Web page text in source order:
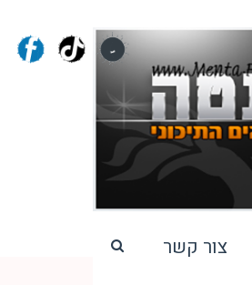
צור קשר